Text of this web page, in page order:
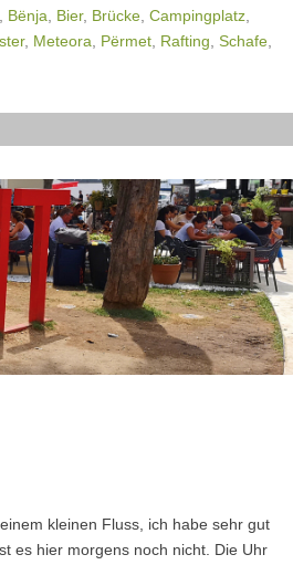
Bënja Bier, Brücke Campingplatz
, Meteora Përmet Rafting Schafe
kleinen Fluss, ich habe sehr gut
es hier morgens noch nicht. Die Uhr